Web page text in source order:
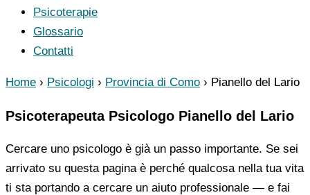
Psicoterapie
Glossario
Contatti
Home › Psicologi › Provincia di Como › Pianello del Lario
Psicoterapeuta Psicologo Pianello del Lario
Cercare uno psicologo è già un passo importante. Se sei
arrivato su questa pagina è perché qualcosa nella tua vita
ti sta portando a cercare un aiuto professionale — e fai